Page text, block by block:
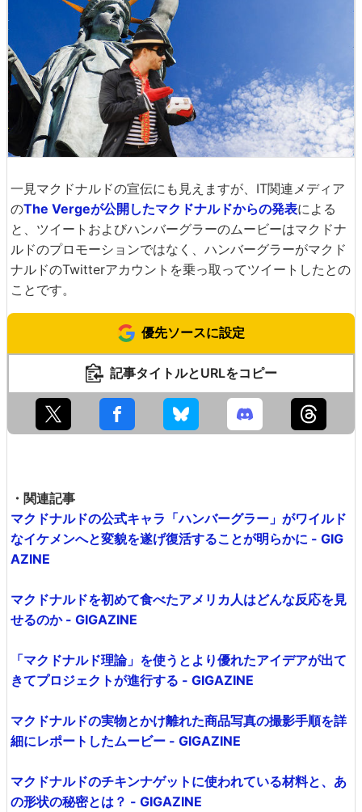
一見マクドナルドの宣伝にも見えますが、IT関連メディア
のThe Vergeが公開したマクドナルドからの発表による
と、ツイートおよびハンバーグラーのムービーはマクドナ
ルドのプロモーションではなく、ハンバーグラーがマクド
ナルドのTwitterアカウントを乗っ取ってツイートしたとの
ことです。
優先ソースに設定
記事タイトルとURLをコピー
・関連記事
マクドナルドの公式キャラ「ハンバーグラー」がワイルド
なイケメンへと変貌を遂げ復活することが明らかに - GIG
AZINE
マクドナルドを初めて食べたアメリカ人はどんな反応を見
せるのか - GIGAZINE
「マクドナルド理論」を使うとより優れたアイデアが出て
きてプロジェクトが進行する - GIGAZINE
マクドナルドの実物とかけ離れた商品写真の撮影手順を詳
細にレポートしたムービー - GIGAZINE
マクドナルドのチキンナゲットに使われている材料と、あ
の形状の秘密とは？ - GIGAZINE